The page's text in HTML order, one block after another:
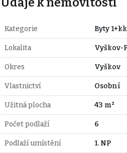
Kategorie Byty 1+kk
Lokalita Vyškov-
Okres Vyškov
Vlastnictví Osobní
Užitná plocha 43 m²
Počet podlaží 6
Podlaží umístění 1. NP